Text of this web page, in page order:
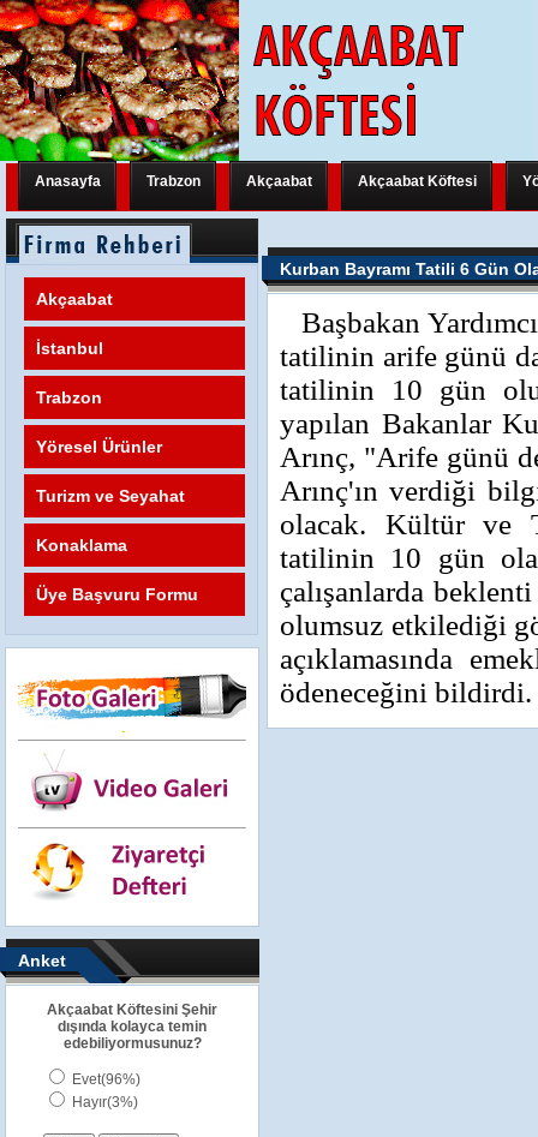
Anasayfa Trabzon Akçaabat Akçaabat Köftesi
Trabzon Yeni Bir Uluslararası Organizasyona Hazırlanıyor
Trabzon Yeni Bir Uluslararası Organizasyona Hazırlanıyor Trabzon
Trabzon Yeni Bir Uluslararası Organizasyona Hazırlanıyor FATİH
Akçaabat
İstanbul
Trabzon
Yöresel Ürünler
Turizm ve Seyahat
Konaklama
Üye Başvuru Formu
Anket
Akçaabat Köftesini Şehir
dışında kolayca temin
edebiliyormusunuz?
Evet(96%)
Hayır(3%)
Kurban Bayramı Tatili 6 Gün
Başbakan
tatilinin arife günü
tatilinin 10 gün
yapılan Bakanlar
Arınç, "Arife günü
Arınç'ın verdiği
olacak. Kültür ve
tatilinin 10 gün
çalışanlarda
olumsuz etkilediği
açıklamasında
ödeneceğini bildirdi.